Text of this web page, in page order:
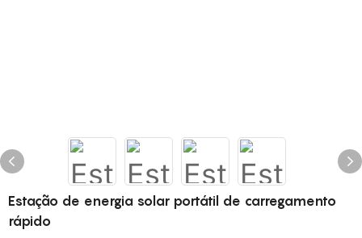
Estação de energia solar portátil de carregamento
rápido